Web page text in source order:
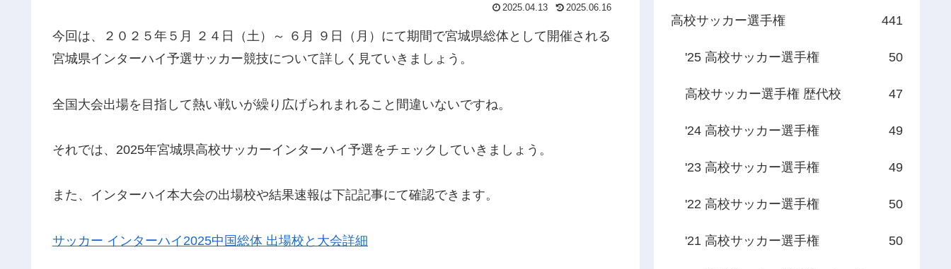
2025.04.13 2025.06.16
今回は、２０２５年５月 ２４日（土）～ ６月 ９日（月）にて期間で宮城県総体として開催される
宮城県インターハイ予選サッカー競技について詳しく見ていきましょう。
全国大会出場を目指して熱い戦いが繰り広げられまれること間違いないですね。
それでは、2025年宮城県高校サッカーインターハイ予選をチェックしていきましょう。
また、インターハイ本大会の出場校や結果速報は下記記事にて確認できます。
サッカー インターハイ2025中国総体 出場校と大会詳細
高校サッカー選手権 441
'25 高校サッカー選手権 50
高校サッカー選手権 歴代校 47
'24 高校サッカー選手権 49
'23 高校サッカー選手権 49
'22 高校サッカー選手権 50
'21 高校サッカー選手権 50